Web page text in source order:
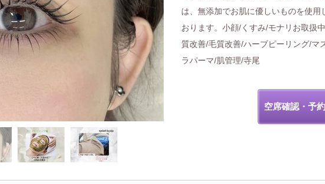
は、無添加でお肌に優しいものを使用
おります。小顔/くすみ/モナリお取扱
質改善/毛質改善/ハーブピーリング/マ
ラパーマ/肌管理/寺尾
空席確認・予